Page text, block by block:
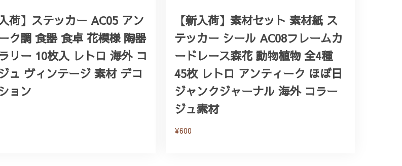
入荷】ステッカー AC05 アン
ク調 食器 食卓 花模様 陶器
リー 10枚入 レトロ 海外 コ
ュ ヴィンテージ 素材 デコ
ョン
【新入荷】素材セット 素材紙 ス
テッカー シール AC08フレームカ
ードレース森花 動物植物 全4種
45枚 レトロ アンティーク ほぼ日
ジャンクジャーナル 海外 コラー
ジュ素材
¥600